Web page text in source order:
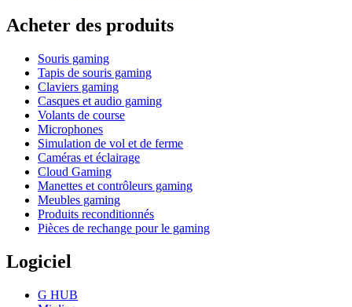
Acheter des produits
Souris gaming
Tapis de souris gaming
Claviers gaming
Casques et audio gaming
Volants de course
Microphones
Simulation de vol et de ferme
Caméras et éclairage
Cloud Gaming
Manettes et contrôleurs gaming
Meubles gaming
Produits reconditionnés
Pièces de rechange pour le gaming
Logiciel
G HUB